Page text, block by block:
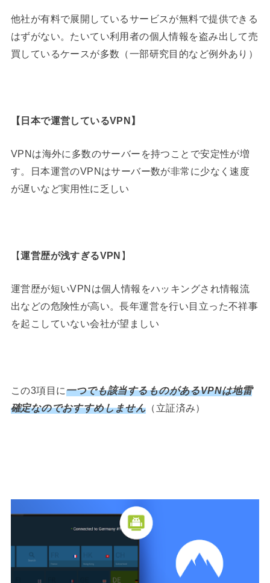
他社が有料で展開しているサービスが無料で提供できる
はずがない。たいてい利用者の個人情報を盗み出して売
買しているケースが多数（一部研究目的など例外あり）
【 日本で運営しているVPN】
VPNは海外に多数のサーバーを持つことで安定性が増
す。日本運営のVPNはサーバー数が非常に少なく速度
が遅いなど実用性に乏しい
【運営歴が浅すぎるVPN 】
運営歴が短いVPNは個人情報をハッキングされ情報流
出などの危険性が高い。長年運営を行い目立った不祥事
を起こしていない会社が望ましい
この3項目に一つでも該当するものがあるVPNは地雷
確定なのでおすすめしません （立証済み）